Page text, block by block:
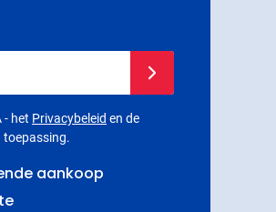
- het Privacybeleid en de
toepassing.
aankoop